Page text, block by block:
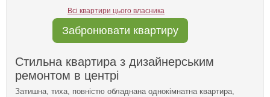
Всі квартири цього власника
Забронювати квартиру
Стильна квартира з дизайнерським
ремонтом в центрі
Затишна, тиха, повністю обладнана однокімнатна квартира,